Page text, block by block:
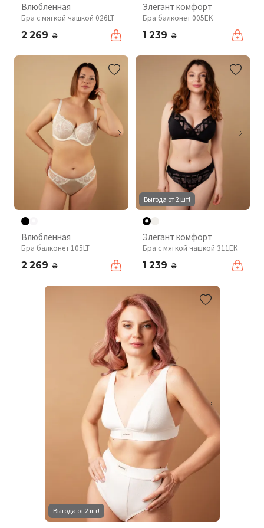
Влюбленная
Бра с мягкой чашкой 026LT
2 269 ₴
Элегант комфорт
Бра балконет 005EK
1 239 ₴
Влюбленная
Бра балконет 105LT
2 269 ₴
Выгода от 2 шт!
Элегант комфорт
Бра с мягкой чашкой 311EK
1 239 ₴
Выгода от 2 шт!